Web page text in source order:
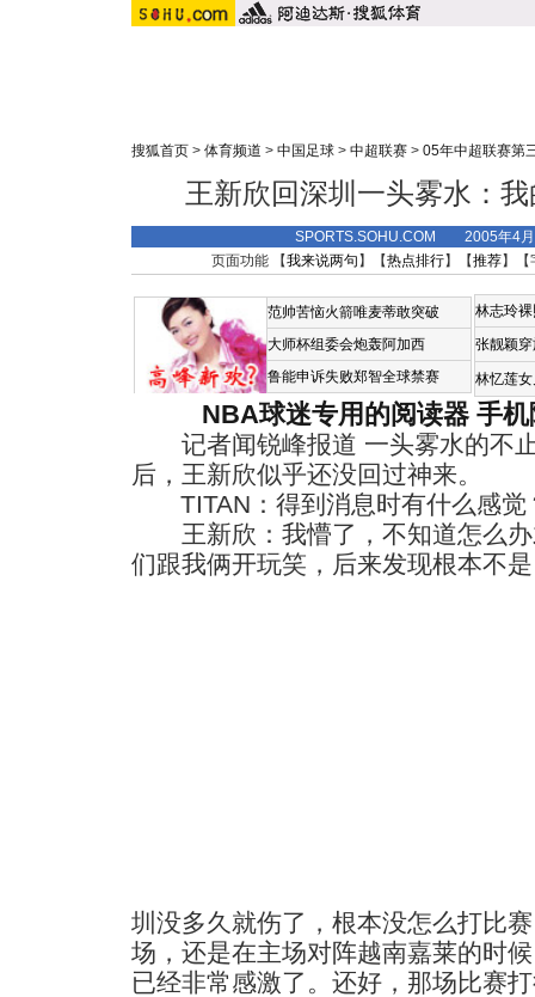
搜狐首页 > 体育频道 > 中国足球 > 中超联赛 > 05年中超联赛第
王新欣回深圳一头雾水：
SPORTS.SOHU.COM 2005年4
页面功能 【我来说两句 】【热点排行】【推荐】【
范帅苦恼火箭唯麦蒂敢突破
大师杯组委会炮轰阿加西
鲁能申诉失败郑智全球禁赛
林志玲
张靓颖
林忆莲
NBA球迷专用的阅读器 手
记者闻锐峰报道 一头雾水的不
后，王新欣似乎还没回过神来。
TITAN：得到消息时有什么感觉
王新欣：我懵了，不知道怎么
们跟我俩开玩笑，后来发现根本不
圳没多久就伤了，根本没怎么打比
场，还是在主场对阵越南嘉莱的时
已经非常感激了。还好，那场比赛